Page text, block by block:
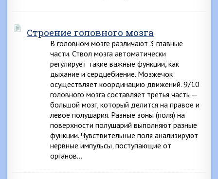
Строение головного мозга
В головном мозге различают 3 главные
части. Ствол мозга автоматически
регулирует такие важные функции, как
дыхание и сердцебиение. Мозжечок
осуществляет координацию движений. 9/10
головного мозга составляет третья часть —
большой мозг, который делится на правое и
левое полушария. Разные зоны (поля) на
поверхности полушарий выполняют разные
функции. Чувствительные поля анализируют
нервные импульсы, поступающие от
органов…